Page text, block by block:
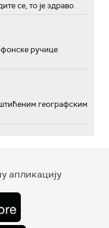
се, то је здраво
ручице
географским
апликацију